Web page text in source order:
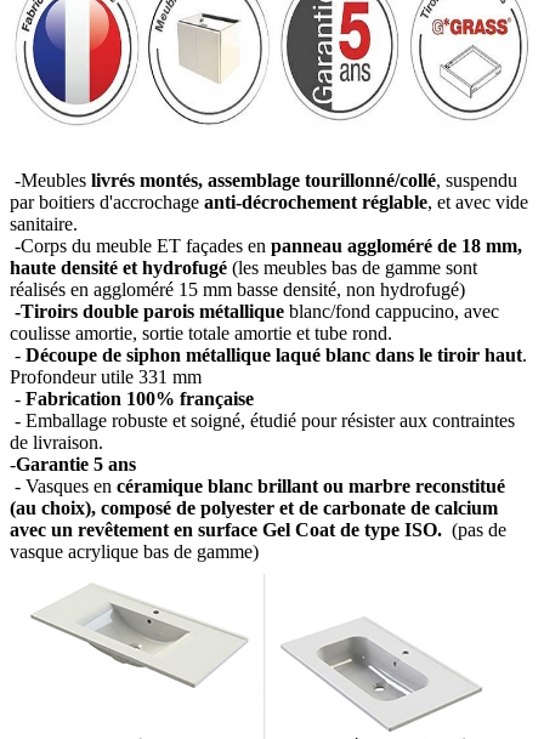
-Meubles livrés montés, assemblage tourillonné/collé, suspendu
par boitiers d'accrochage anti-décrochement réglable, et avec vide
sanitaire.
-Corps du meuble ET façades en panneau aggloméré de 18 mm,
haute densité et hydrofugé (les meubles bas de gamme sont
réalisés en aggloméré 15 mm basse densité, non hydrofugé)
-Tiroirs double parois métallique blanc/fond cappucino, avec
coulisse amortie, sortie totale amortie et tube rond.
- Découpe de siphon métallique laqué blanc dans le tiroir haut.
Profondeur utile 331 mm
- Fabrication 100% française
- Emballage robuste et soigné, étudié pour résister aux contraintes
de livraison.
-Garantie 5 ans
- Vasques en céramique blanc brillant ou marbre reconstitué
(au choix), composé de polyester et de carbonate de calcium
avec un revêtement en surface Gel Coat de type ISO. (pas de
vasque acrylique bas de gamme)